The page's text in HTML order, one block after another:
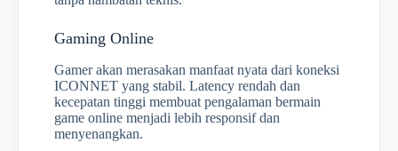
Gaming Online
Gamer akan merasakan manfaat nyata dari koneksi
ICONNET yang stabil. Latency rendah dan
kecepatan tinggi membuat pengalaman bermain
game online menjadi lebih responsif dan
menyenangkan.